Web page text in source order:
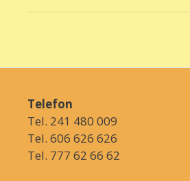
Telefon
Tel. 241 480 009
Tel. 606 626 626
Tel. 777 62 66 62